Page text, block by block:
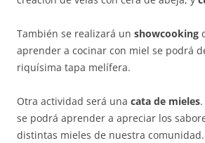
También se realizará un showcooking
aprender a cocinar con miel se podrá
riquísima tapa melífera.
Otra actividad será una cata de mieles
se podrá aprender a apreciar los
distintas mieles de nuestra comunidad.